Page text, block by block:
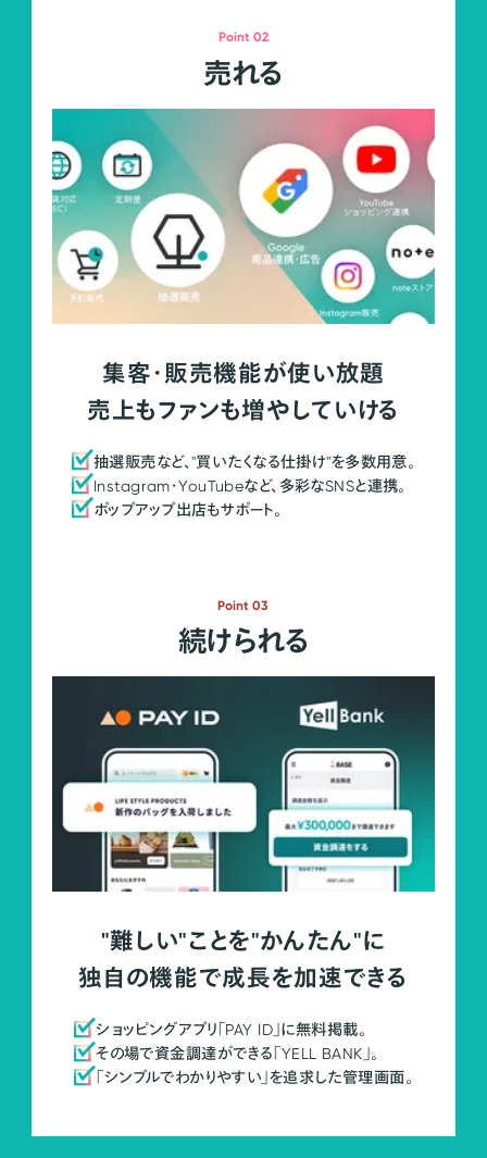
Point 02
売れる
集客・販売機能が使い放題
売上もファンも増やしていける
抽選販売など、"買いたくなる仕掛け"を多数用意。
Instagram・YouTubeなど、多彩なSNSと連携。
ポップアップ出店もサポート。
Point 03
続けられる
"難しい"ことを"かんたん"に
独自の機能で成長を加速できる
ショッピングアプリ「PAY ID」に無料掲載。
その場で資金調達ができる「YELL BANK」。
「シンプルでわかりやすい」を追求した管理画面。